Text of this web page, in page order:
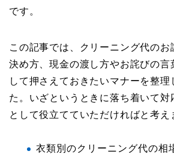
です。
この記事では、クリーニング代のお
決め方、現金の渡し方やお詫びの言
して押さえておきたいマナーを整理
た。いざというときに落ち着いて対
として役立てていただければと考え
衣類別のクリーニング代の相